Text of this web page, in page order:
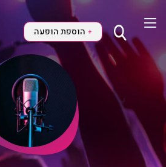
+ הוספת הופעה